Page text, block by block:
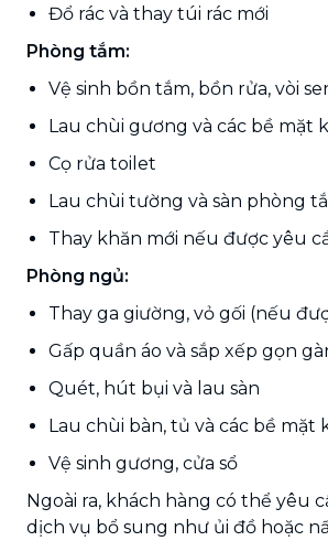
Đổ rác và thay túi rác mới
Phòng tắm:
Vệ sinh bồn tắm, bồn rửa, vòi
Lau chùi gương và các bề mặt
Cọ rửa toilet
Lau chùi tường và sàn phòng
Thay khăn mới nếu được yêu
Phòng ngủ:
Thay ga giường, vỏ gối (nếu
Gấp quần áo và sắp xếp gọn
Quét, hút bụi và lau sàn
Lau chùi bàn, tủ và các bề mặt
Vệ sinh gương, cửa sổ
Ngoài ra, khách hàng có thể yêu
dịch vụ bổ sung như ủi đồ hoặc